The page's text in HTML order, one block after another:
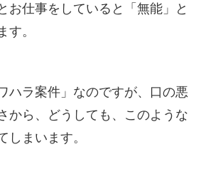
お仕事をしていると「無能」と
す。
ハラ案件」なのですが、口の悪
から、どうしても、このような
しまいます。